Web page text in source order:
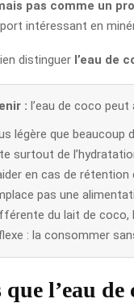
pas comme un
intéressant en
distinguer l’eau de
: l’eau de coco
légère que beaucoup
surtout de
en cas de rétention
pas une
du lait de coco,
: la consommer
que l’eau